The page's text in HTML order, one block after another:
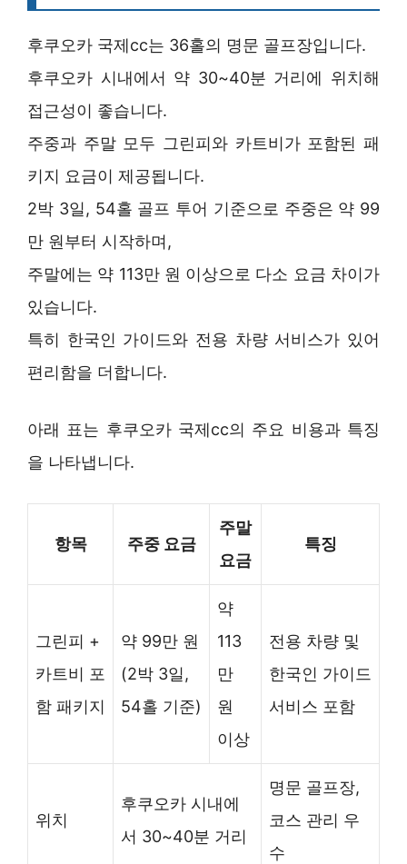
후쿠오카 국제cc는 36홀의 명문 골프장입니다.
후쿠오카 시내에서 약 30~40분 거리에 위치해
접근성이 좋습니다.
주중과 주말 모두 그린피와 카트비가 포함된 패
키지 요금이 제공됩니다.
2박 3일, 54홀 골프 투어 기준으로 주중은 약 99
만 원부터 시작하며,
주말에는 약 113만 원 이상으로 다소 요금 차이가
있습니다.
특히 한국인 가이드와 전용 차량 서비스가 있어
편리함을 더합니다.
아래 표는 후쿠오카 국제cc의 주요 비용과 특징
을 나타냅니다.
항목 주중 요금
주말
요금
특징
그린피 +
카트비 포
함 패키지
약 99만 원
(2박 3일,
54홀 기준)
약
113
만
원
이상
전용 차량 및
한국인 가이드
서비스 포함
위치
후쿠오카 시내에
서 30~40분 거리
명문 골프장,
코스 관리 우
수